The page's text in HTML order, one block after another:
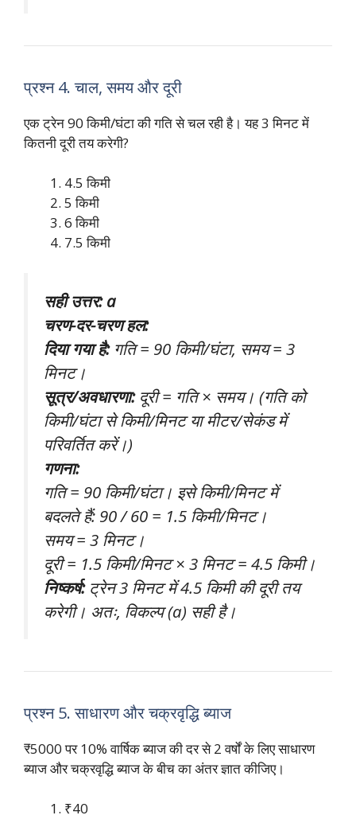
प्रश्न 4. चाल, समय और दूरी
एक ट्रेन 90 किमी/घंटा की गति से चल रही है। यह 3 मिनट में
कितनी दूरी तय करेगी?
4.5 किमी
5 किमी
6 किमी
7.5 किमी
सही उत्तर: a
चरण-दर-चरण हल:
दिया गया है:गति = 90 किमी/घंटा, समय = 3
मिनट।
सूत्र/अवधारणा:दूरी = गति × समय। (गति को
किमी/घंटा से किमी/मिनट या मीटर/सेकंड में
परिवर्तित करें।)
गणना:
गति = 90 किमी/घंटा। इसे किमी/मिनट में
बदलते हैं: 90 / 60 = 1.5 किमी/मिनट।
समय = 3 मिनट।
दूरी = 1.5 किमी/मिनट × 3 मिनट = 4.5 किमी।
निष्कर्ष:ट्रेन 3 मिनट में 4.5 किमी की दूरी तय
करेगी। अतः, विकल्प (a) सही है।
प्रश्न 5. साधारण और चक्रवृद्धि ब्याज
₹5000 पर 10% वार्षिक ब्याज की दर से 2 वर्षों के लिए साधारण
ब्याज और चक्रवृद्धि ब्याज के बीच का अंतर ज्ञात कीजिए।
₹40